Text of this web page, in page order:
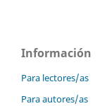
Información
Para lectores/as
Para autores/as